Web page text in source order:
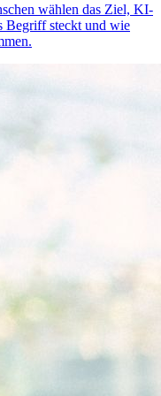
wählen das Ziel, KI-
Begriff steckt und wie